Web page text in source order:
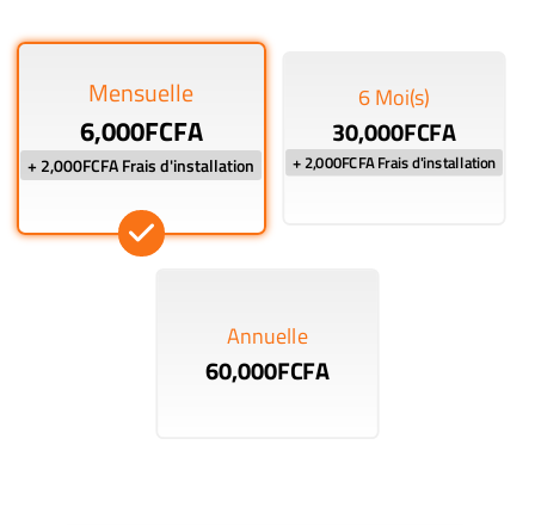
Mensuelle
6,000FCFA
+ 2,000FCFA Frais d'installation
6 Moi(s)
30,000FCFA
+ 2,000FCFA Frais d'installation
Annuelle
60,000FCFA